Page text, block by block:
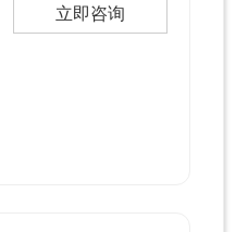
立即咨询